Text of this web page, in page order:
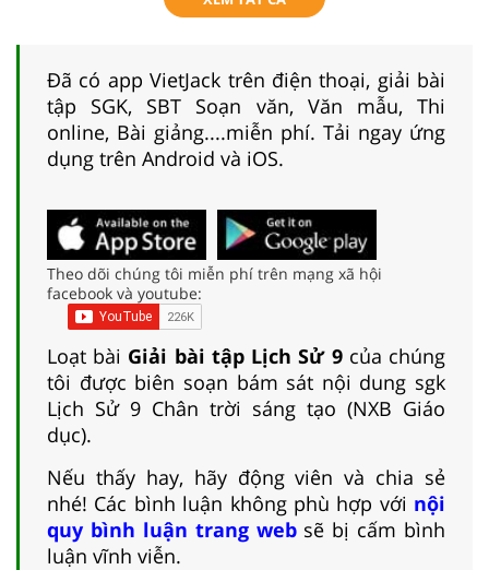
Đã có app VietJack trên điện thoại, giải bài
tập SGK, SBT Soạn văn, Văn mẫu, Thi
online, Bài giảng....miễn phí. Tải ngay ứng
dụng trên Android và iOS.
Theo dõi chúng tôi miễn phí trên mạng xã hội
facebook và youtube:
Loạt bài Giải bài tập Lịch Sử 9của chúng
tôi được biên soạn bám sát nội dung sgk
Lịch Sử 9 Chân trời sáng tạo (NXB Giáo
dục).
Nếu thấy hay, hãy động viên và chia sẻ
nhé! Các bình luận không phù hợp với nội
quy bình luận trang websẽ bị cấm bình
luận vĩnh viễn.